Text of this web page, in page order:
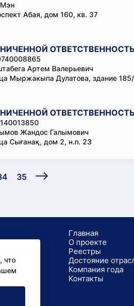
Абая, дом 160, кв. 37
ОТВЕТСТВЕННОСТЬЮ
Артем Валерьевич
Мыржакыпа Дулатова, здание 185/
Жандос Галымович
Сығанақ, дом 2, н.п. 23
35
что
Главная
О проекте
Реестры
Достояние
Компания года
Koнтaкты